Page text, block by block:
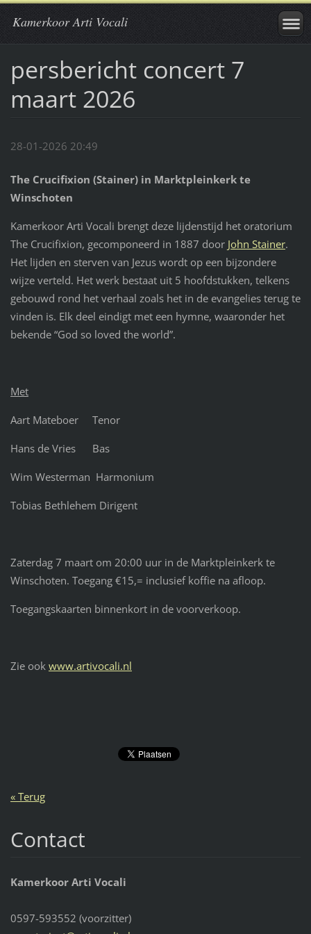
Kamerkoor Arti Vocali
persbericht concert 7
maart 2026
28-01-2026 20:49
The Crucifixion (Stainer) in Marktpleinkerk te
Winschoten
Kamerkoor Arti Vocali brengt deze lijdenstijd het oratorium
The Crucifixion, gecomponeerd in 1887 door John Stainer.
Het lijden en sterven van Jezus wordt op een bijzondere
wijze verteld. Het werk bestaat uit 5 hoofdstukken, telkens
gebouwd rond het verhaal zoals het in de evangelies terug te
vinden is. Elk deel eindigt met een hymne, waaronder het
bekende “God so loved the world”.
Met
Aart Mateboer Tenor
Hans de Vries Bas
Wim Westerman Harmonium
Tobias Bethlehem Dirigent
Zaterdag 7 maart om 20:00 uur in de Marktpleinkerk te
Winschoten. Toegang €15,= inclusief koffie na afloop.
Toegangskaarten binnenkort in de voorverkoop.
Zie ook www.artivocali.nl
« Terug
Contact
Kamerkoor Arti Vocali
0597-593552 (voorzitter)